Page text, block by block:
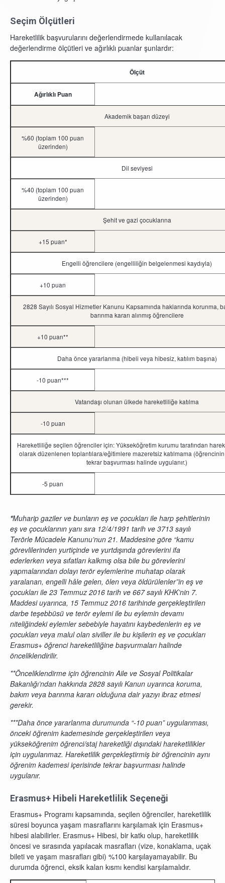
Seçim Ölçütleri
Hareketlilik başvurularını değerlendirmede kullanılacak
değerlendirme ölçütleri ve ağırlıklı puanlar şunlardır:
Ölçüt
Ağırlıklı Puan
Akademik başarı düzeyi
%60 (toplam 100 puan
üzerinden)
Dil seviyesi
%40 (toplam 100 puan
üzerinden)
Şehit ve gazi çocuklarına
+15 puan*
Engelli öğrencilere (engelliliğin belgelenmesi kaydıyla)
+10 puan
2828 Sayılı Sosyal Hizmetler Kanunu Kapsamında haklarında korunma,
barınma kararı alınmış öğrencilere
+10 puan**
Daha önce yararlanma (hibeli veya hibesiz, katılım başına)
-10 puan***
Vatandaşı olunan ülkede hareketliliğe katılma
-10 puan
Hareketliliğe seçilen öğrenciler için: Yükseköğretim kurumu tarafından
olarak düzenlenen toplantılara/eğitimlere mazeretsiz katılmama (öğrencinin
tekrar başvurması halinde uygulanır.)
-5 puan
*Muharip gaziler ve bunların eş ve çocukları ile harp şehitlerinin
eş ve çocuklarının yanı sıra 12/4/1991 tarih ve 3713 sayılı
Terörle Mücadele Kanunu’nun 21. Maddesine göre “kamu
görevlilerinden yurtiçinde ve yurtdışında görevlerini ifa
ederlerken veya sıfatları kalkmış olsa bile bu görevlerini
yapmalarından dolayı terör eylemlerine muhatap olarak
yaralanan, engelli hâle gelen, ölen veya öldürülenler”in eş ve
çocukları ile 23 Temmuz 2016 tarih ve 667 sayılı KHK’nin 7.
Maddesi uyarınca, 15 Temmuz 2016 tarihinde gerçekleştirilen
darbe teşebbüsü ve terör eylemi ile bu eylemin devamı
niteliğindeki eylemler sebebiyle hayatını kaybedenlerin eş ve
çocukları veya malul olan siviller ile bu kişilerin eş ve çocukları
Erasmus+ öğrenci hareketliliğine başvurmaları halinde
önceliklendirilir.
**Önceliklendirme için öğrencinin Aile ve Sosyal Politikalar
Bakanlığı’ndan hakkında 2828 sayılı Kanun uyarınca koruma,
bakım veya barınma kararı olduğuna dair yazıyı ibraz etmesi
gerekir.
***Daha önce yararlanma durumunda “-10 puan” uygulanması,
önceki öğrenim kademesinde gerçekleştirilen veya
yükseköğrenim öğrenci/staj hareketliği dışındaki hareketlilikler
için uygulanmaz. Hareketlilik gerçekleştirmiş bir öğrencinin aynı
öğrenim kademesi içerisinde tekrar başvurması halinde
uygulanır.
Erasmus+ Hibeli Hareketlilik Seçeneği
Erasmus+ Programı kapsamında, seçilen öğrenciler, hareketlilik
süresi boyunca yaşam masraflarını karşılamak için Erasmus+
hibesi alabilirler. Erasmus+ Hibesi, bir katkı olup, hareketlilik
öncesi ve sırasında yapılacak masrafları (vize, konaklama, uçak
bileti ve yaşam masrafları gibi) %100 karşılayamayabilir. Bu
durumda öğrenci, eksik kalan kısmı kendisi karşılamalıdır.